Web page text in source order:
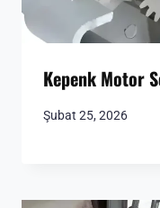
Kepenk Motor
Şubat 25, 2026